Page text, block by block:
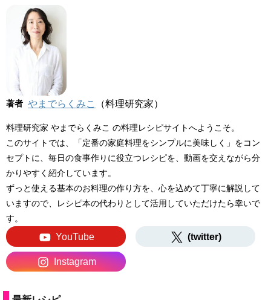
著者 やまでらくみこ （料理研究家）
料理研究家 やまでらくみこ の料理レシピサイトへようこそ。
このサイトでは、「定番の家庭料理をシンプルに美味しく」をコン
セプトに、毎日の食事作りに役立つレシピを、動画を交えながら分
かりやすく紹介しています。
ずっと使える基本のお料理の作り方を、心を込めて丁寧に解説して
いますので、レシピ本の代わりとして活用していただけたら幸いで
す。
YouTube (twitter)
Instagram